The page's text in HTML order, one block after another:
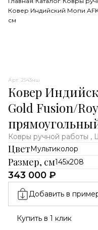
Ковер Индийский Мопи
см
Арт. 2543нш
Ковер
Gold Fusion/
Ковры ручной работы ,
ЦветМультиколор
Размер, см145x208
343 000 ₽
Добавить в
Купить в 1 клик